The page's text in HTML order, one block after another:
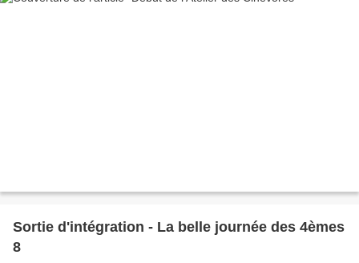
Sortie d'intégration - La belle journée des 4èmes
8